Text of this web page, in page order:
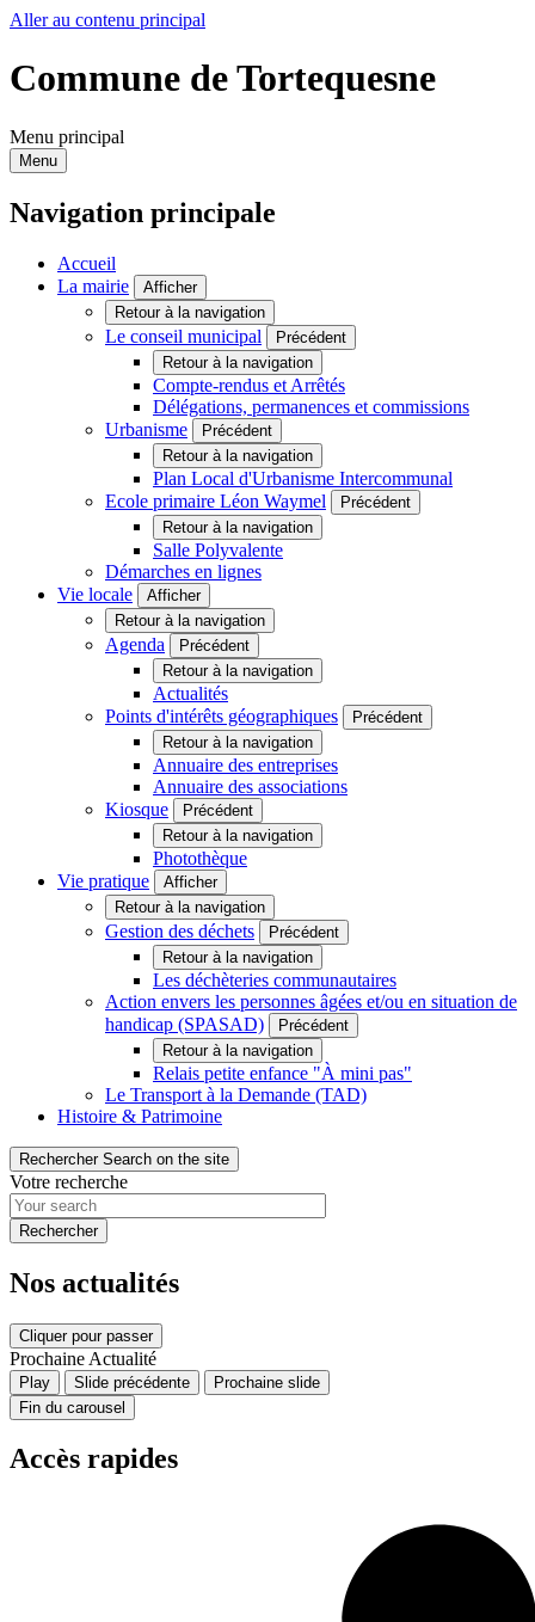
Aller au contenu principal
Commune de Tortequesne
Menu principal
Menu
Navigation principale
Accueil
La mairie
Afficher
Retour à la navigation
Le conseil municipal
Précédent
Retour à la navigation
Compte-rendus et Arrêtés
Délégations, permanences et commissions
Urbanisme
Précédent
Retour à la navigation
Plan Local d'Urbanisme Intercommunal
Ecole primaire Léon Waymel
Précédent
Retour à la navigation
Salle Polyvalente
Démarches en lignes
Vie locale
Afficher
Retour à la navigation
Agenda
Précédent
Retour à la navigation
Actualités
Points d'intérêts géographiques
Précédent
Retour à la navigation
Annuaire des entreprises
Annuaire des associations
Kiosque
Précédent
Retour à la navigation
Photothèque
Vie pratique
Afficher
Retour à la navigation
Gestion des déchets
Précédent
Retour à la navigation
Les déchèteries communautaires
Action envers les personnes âgées et/ou en situation de
handicap (SPASAD)
Précédent
Retour à la navigation
Relais petite enfance "À mini pas"
Le Transport à la Demande (TAD)
Histoire & Patrimoine
Rechercher Search on the site
Votre recherche
Nos actualités
Cliquer pour passer
Prochaine Actualité
Play Slide précédente
Prochaine slide
Fin du carousel
Accès rapides